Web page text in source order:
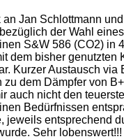
Jan Schlottmann
der Wahl eines
S&W 586 (CO2) in
dem bisher genutzten
Kurzer Austausch via
zu dem Dämpfer von
auch nicht den
Bedürfnissen
jeweils entsprechend
Sehr lobenswert!!!